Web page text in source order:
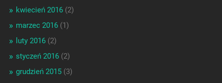
kwiecień 2016(2)
marzec 2016(1)
luty 2016(2)
styczeń 2016(2)
grudzień 2015(3)